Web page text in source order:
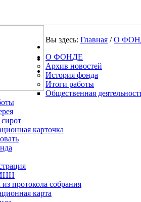
.
Вы здесь: Главная /О
О ФОНДЕ
Архив новостей
История фонда
Итоги работы
Общественная
карточка
протокола собрания
карта